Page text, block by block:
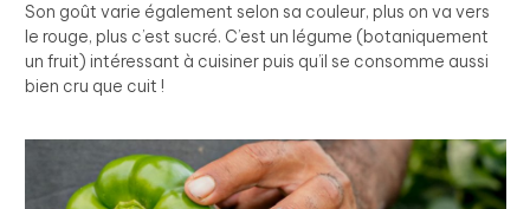
Son goût varie également selon sa couleur, plus on va vers
le rouge, plus c’est sucré. C’est un légume (botaniquement
un fruit) intéressant à cuisiner puis qu’il se consomme aussi
bien cru que cuit !